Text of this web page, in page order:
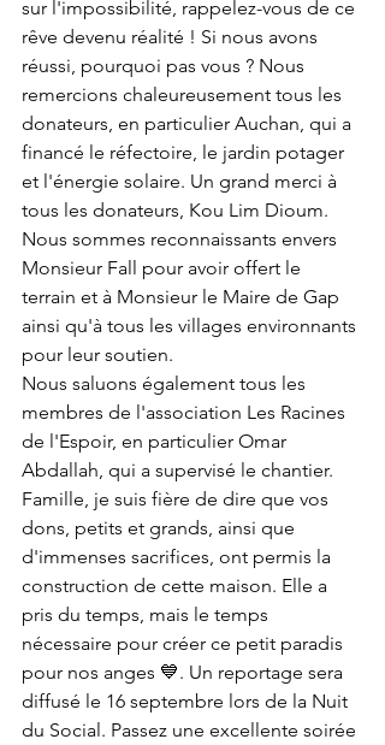
sur l'impossibilité, rappelez-vous de ce
rêve devenu réalité ! Si nous avons
réussi, pourquoi pas vous ? Nous
remercions chaleureusement tous les
donateurs, en particulier Auchan, qui a
financé le réfectoire, le jardin potager
et l'énergie solaire. Un grand merci à
tous les donateurs, Kou Lim Dioum.
Nous sommes reconnaissants envers
Monsieur Fall pour avoir offert le
terrain et à Monsieur le Maire de Gap
ainsi qu'à tous les villages environnants
pour leur soutien.
Nous saluons également tous les
membres de l'association Les Racines
de l'Espoir, en particulier Omar
Abdallah, qui a supervisé le chantier.
Famille, je suis fière de dire que vos
dons, petits et grands, ainsi que
d'immenses sacrifices, ont permis la
construction de cette maison. Elle a
pris du temps, mais le temps
nécessaire pour créer ce petit paradis
pour nos anges 💙. Un reportage sera
diffusé le 16 septembre lors de la Nuit
du Social. Passez une excellente soirée